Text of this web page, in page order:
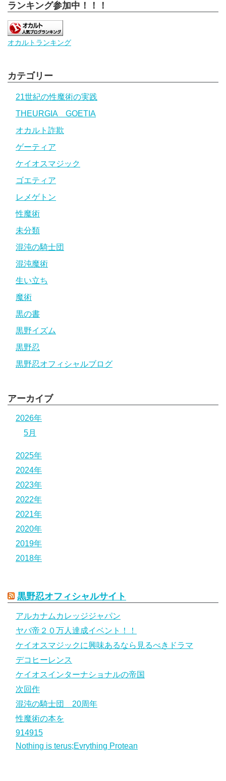
ランキング参加中！！！
オカルトランキング
カテゴリー
21世紀の性魔術の実践
THEURGIA GOETIA
オカルト詐欺
ゲーティア
ケイオスマジック
ゴエティア
レメゲトン
性魔術
未分類
混沌の騎士団
混沌魔術
生い立ち
魔術
黒の書
黒野イズム
黒野忍
黒野忍オフィシャルブログ
アーカイブ
2026年
5月
2025年
2024年
2023年
2022年
2021年
2020年
2019年
2018年
黒野忍オフィシャルサイト
アルカナムカレッジジャパン
ヤバ帝２０万人達成イベント！！
ケイオスマジックに興味あるなら見るべきドラマ
デコヒーレンス
ケイオスインターナショナルの帝国
次回作
混沌の騎士団 20周年
性魔術の本を
914915
Nothing is terus;Evrything Protean